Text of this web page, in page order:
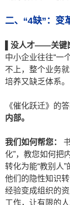
二、 “4缺” ：变
没人才——关键
中小企业往往“一
不上，整个业务
培养又缺乏体系。
《催化跃迁》的答
内部。
我们如何帮您：
化”，教您如何把
转化为能“教别人
他们的隐性知识
经验变成组织的
工作，让有限的